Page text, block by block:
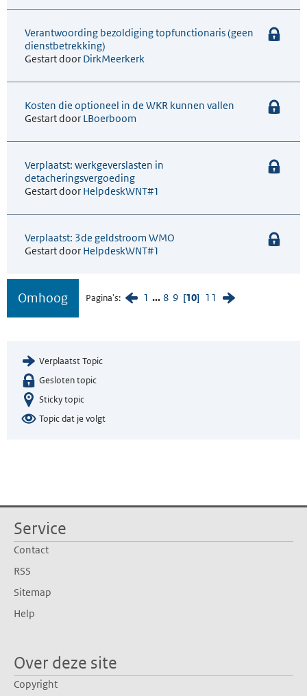
Verantwoording bezoldiging topfunctionaris (geen
dienstbetrekking)
Gestart door DirkMeerkerk
Kosten die optioneel in de WKR kunnen vallen
Gestart door LBoerboom
Verplaatst: werkgeverslasten in
detacheringsvergoeding
Gestart door HelpdeskWNT#1
Verplaatst: 3de geldstroom WMO
Gestart door HelpdeskWNT#1
Omhoog Pagina's 1 ... 8 9 10 11
Verplaatst Topic
Gesloten topic
Sticky topic
Topic dat je volgt
Service
Contact
RSS
Sitemap
Help
Over deze site
Copyright